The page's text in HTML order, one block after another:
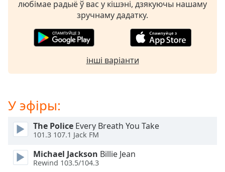
the
window.
Text
любімае радыё ў вас у кішэні, дзякуючы нашаму
зручнаму дадатку.
інші варіанти
У эфіры:
The Police Every Breath You Take
101.3 107.1 Jack FM
Michael Jackson Billie Jean
Rewind 103.5/104.3